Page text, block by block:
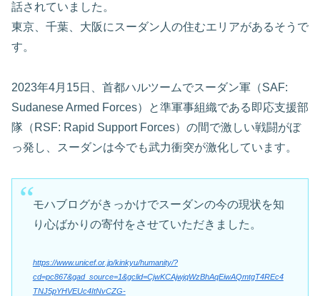
話されていました。
東京、千葉、大阪にスーダン人の住むエリアがあるそうで
す。
2023年4月15日、首都ハルツームでスーダン軍（SAF:
Sudanese Armed Forces）と準軍事組織である即応支援部
隊（RSF: Rapid Support Forces）の間で激しい戦闘がぼ
っ発し、スーダンは今でも武力衝突が激化しています。
モハブログがきっかけでスーダンの今の現状を知
り心ばかりの寄付をさせていただきました。
https://www.unicef.or.jp/kinkyu/humanity/?
cd=pc867&gad_source=1&gclid=CjwKCAjwjqWzBhAqEiwAQmtgT4REc4
TNJ5pYHVEUc4ItNvCZG-